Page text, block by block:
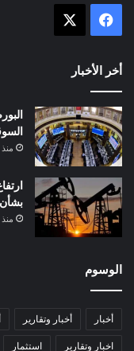
فيسبوك
أخر الأخبار
السوقي
منذ 3 ساعات
الوسوم
أخبار أخبار وتقارير
اخبار وتقارير استثمار